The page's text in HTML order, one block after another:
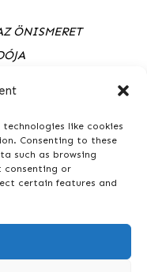
like cookies
Consenting to these
such as browsing
consenting or
certain features and
ÖNISMERET
és Adatvédelmi